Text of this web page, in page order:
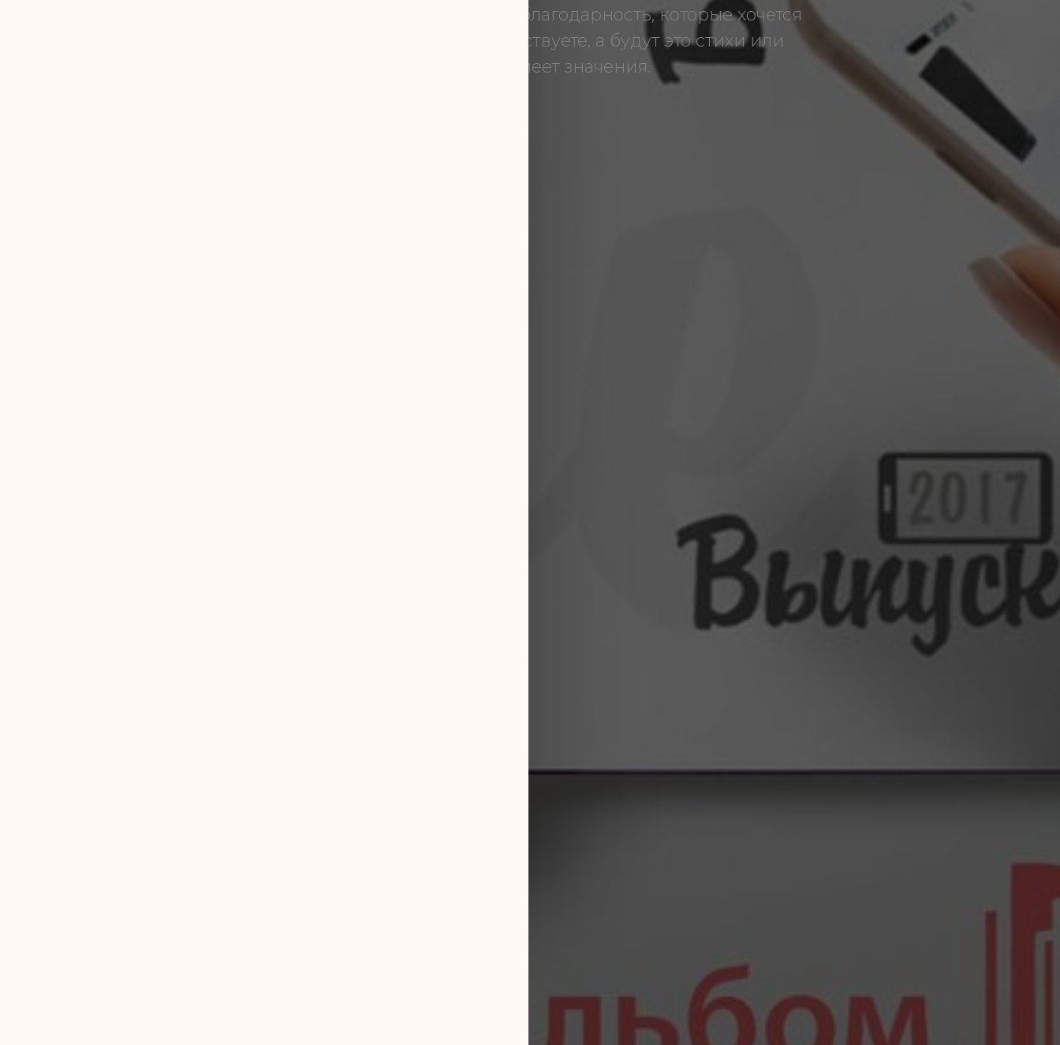
одну фразу все пожелания и благодарность, которые хочется
высказать? Пишите, что чувствуете, а будут это стихи или
проза – не имеет значения.